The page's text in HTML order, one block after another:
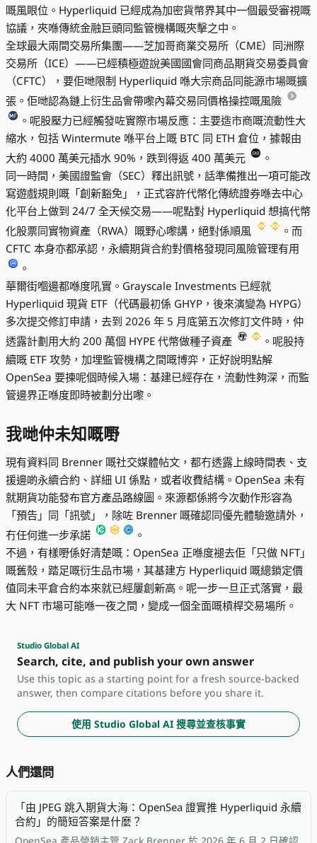
嘅風眼位。Hyperliquid 已經成為加密貨幣界其中一個最受審視嘅
協議，夾喺傳統金融巨頭同監管機構嘅夾擊之中。
全球最大兩間交易所集團——芝加哥商業交易所（CME）同洲際
交易所（ICE）——已經積極遊說美國國會同商品期貨交易委員會
（CFTC），要佢哋限制 Hyperliquid 喺大宗商品同能源市場嘅擴
張。佢哋認為鏈上衍生品會帶嚟內幕交易同價格操控嘅風險
。呢股壓力已經觸發咗實際市場反應：主要造市商嘅流動性大
縮水，包括 Wintermute 喺平台上嘅 BTC 同 ETH 倉位，據報由
大約 4000 萬美元插水 90%，跌到得返 400 萬美元
。
同一時間，美國證監會（SEC）釋出訊號，話準備推出一項可能改
寫遊戲規則嘅「創新豁免」，正式容許代幣化傳統證券喺去中心
化平台上做到 24/7 全天候交易——呢點對 Hyperliquid 想搞代幣
化股票同實物資產（RWA）嘅野心嚟講，絕對係順風
。而
CFTC 本身亦都承認，永續期貨合約對價格發現同風險管理有用
。
華爾街嗰邊都喺度吼實。Grayscale Investments 已經就
Hyperliquid 現貨 ETF（代碼最初係 GHYP，後來演變為 HYPG）
多次提交修訂申請，去到 2026 年 5 月底第五次修訂文件時，仲
透露計劃用大約 200 萬個 HYPE 代幣做種子資產
。呢股持
續嘅 ETF 攻勢，加埋監管機構之間嘅博弈，正好說明點解
OpenSea 要揀呢個時候入場：基建已經存在，流動性夠深，而監
管邊界正喺度即時被劃分出嚟。
我哋仲未知嘅嘢
現有資料同 Brenner 嘅社交媒體帖文，都冇透露上線時間表、支
援邊啲永續合約、詳細 UI 係點，或者收費結構。OpenSea 未有
就期貨功能發布官方產品路線圖。來源都係將今次動作形容為
「預告」同「訊號」，除咗 Brenner 嘅確認同優先體驗邀請外，
冇任何進一步承諾
。
不過，有樣嘢係好清楚嘅：OpenSea 正喺度褪去佢「只做 NFT」
嘅舊殼，踏足嘅衍生品市場，其基建方 Hyperliquid 嘅總鎖定價
值同未平倉合約本來就已經屢創新高。呢一步一旦正式落實，最
大 NFT 市場可能喺一夜之間，變成一個全面嘅槓桿交易場所。
Studio Global AI
Search, cite, and publish your own answer
Use this topic as a starting point for a fresh source-backed
answer, then compare citations before you share it.
使用 Studio Global AI 搜尋並查核事實
人們還問
「由 JPEG 跳入期貨大海：OpenSea 證實推 Hyperliquid 永續
合約」的簡短答案是什麼？